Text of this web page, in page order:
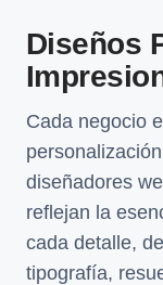
Diseños
Cada negocio
diseñadores
reflejan la
cada detalle,
tipografía,